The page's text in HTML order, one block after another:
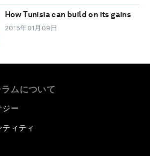
How Tunisia can build on its gains
2015年01月09日
ムについて
ジー
ィティ